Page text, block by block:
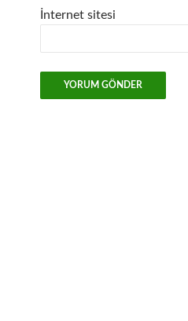
İnternet sitesi